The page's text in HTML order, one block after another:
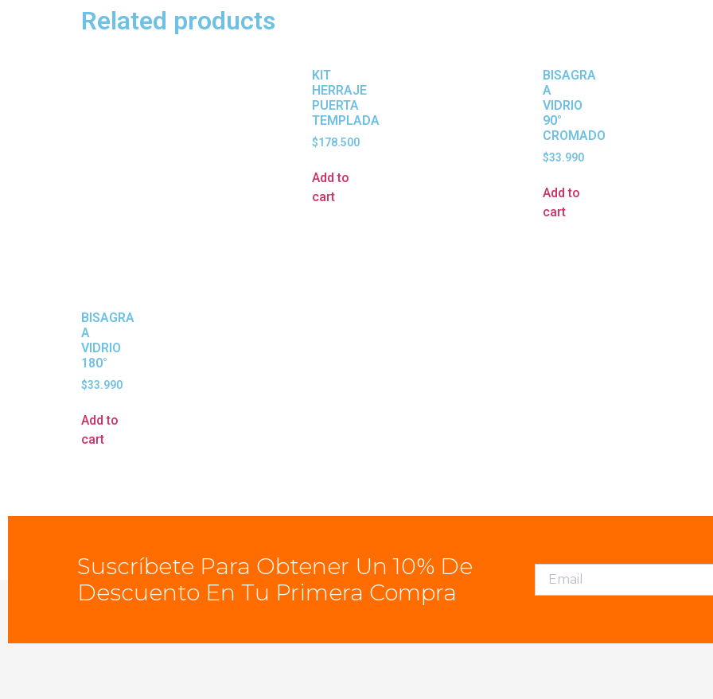
Related products
KIT
HERRAJE
PUERTA
TEMPLADA
$178.500
Add to
cart
BISAGRA
A
VIDRIO
90°
CROMADO
$33.990
Add to
cart
BISAGRA
A
VIDRIO
180°
$33.990
Add to
cart
Suscríbete Para Obtener Un 10% De
Descuento En Tu Primera Compra